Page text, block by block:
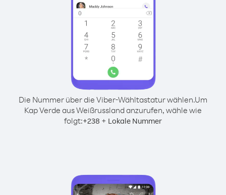
Die Nummer über die Viber-Wähltastatur wählen.Um
Kap Verde aus Weißrussland anzurufen, wähle wie
folgt:+238 + Lokale Nummer